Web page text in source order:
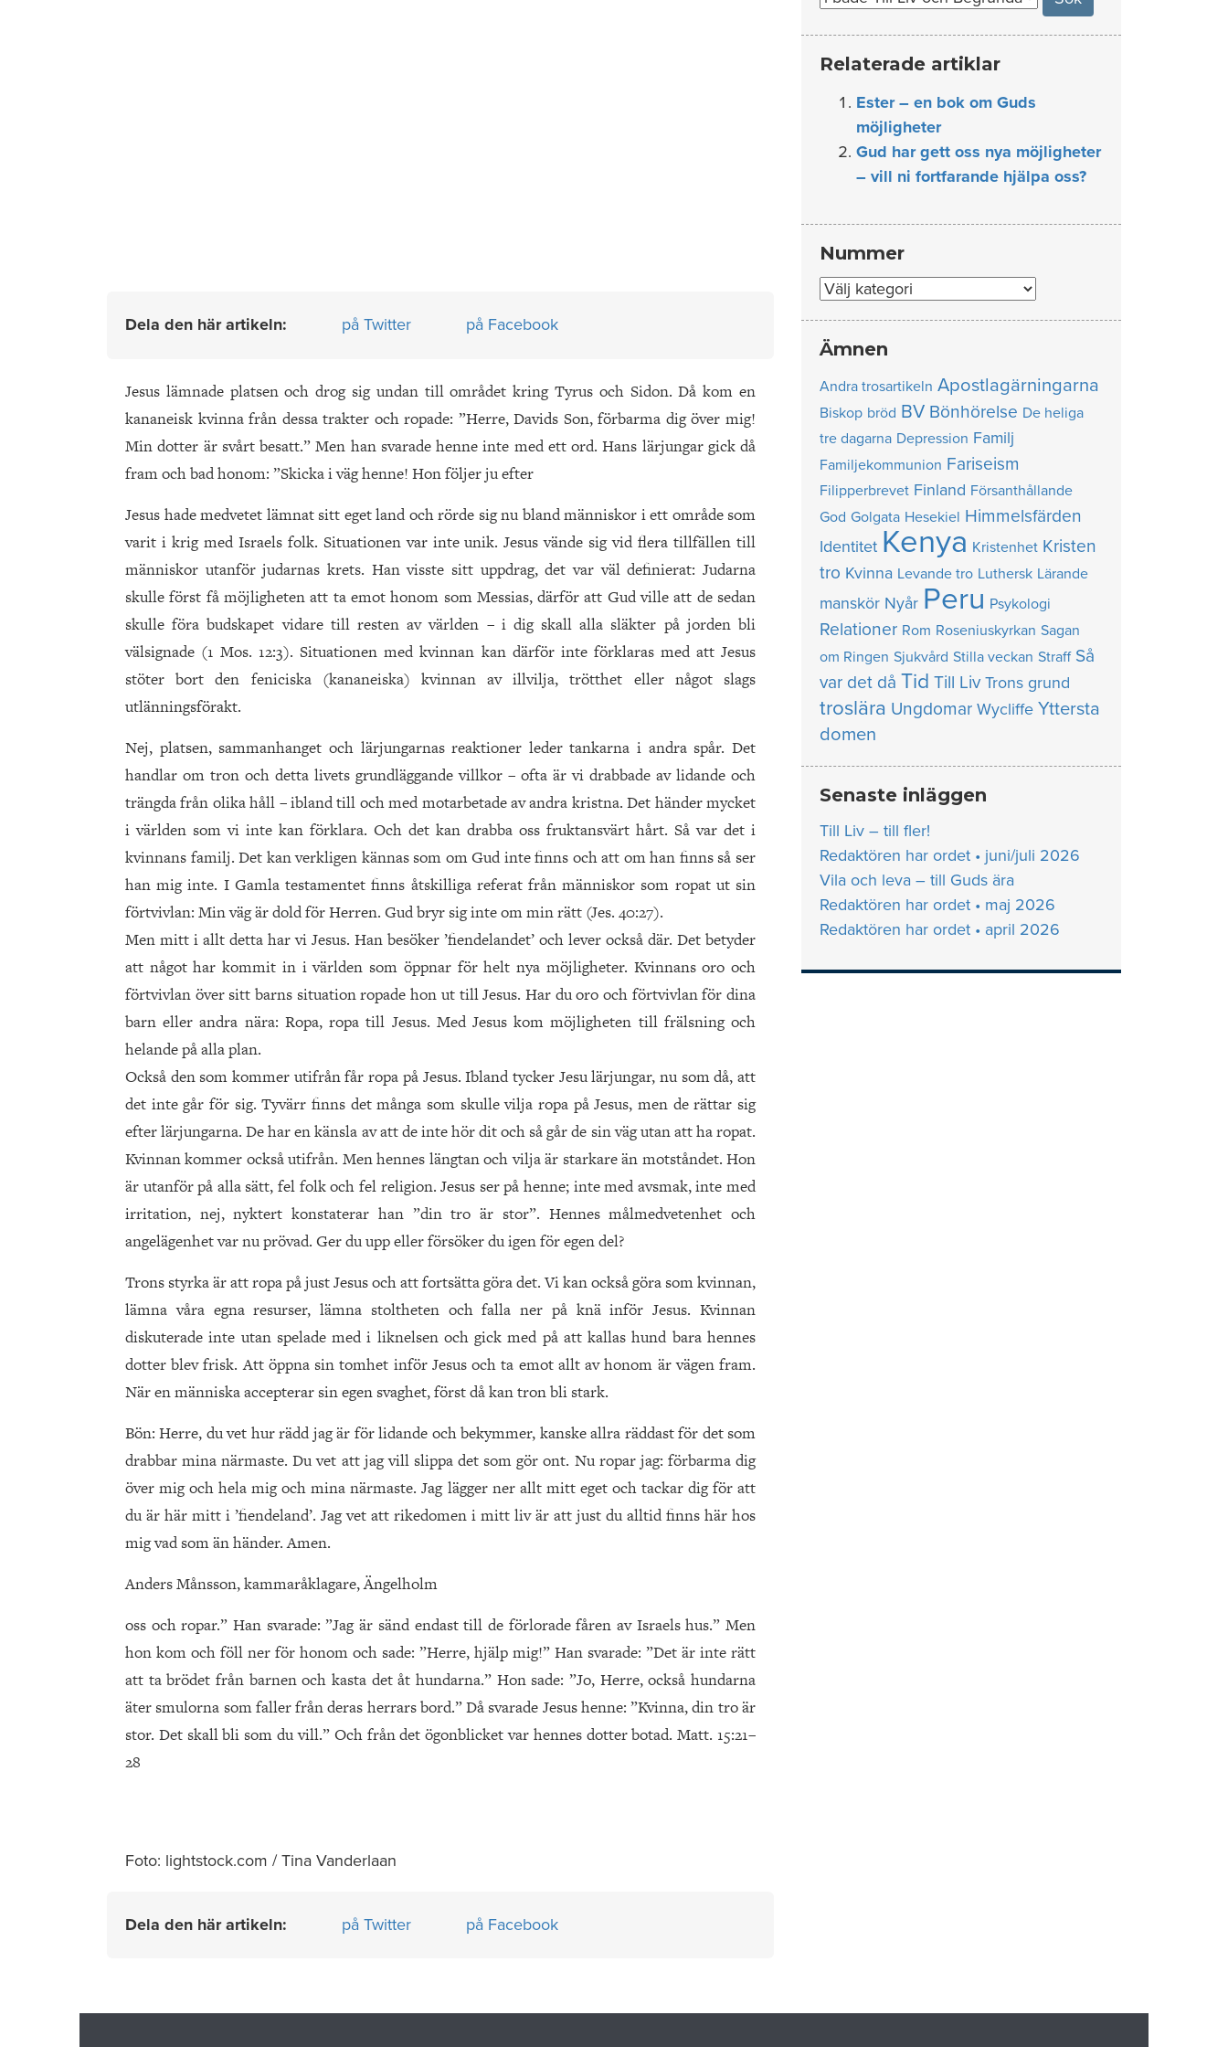
Dela den här artikeln: på Twitter på Facebook
Jesus lämnade platsen och drog sig undan till området kring Tyrus och Sidon. Då kom en
kananeisk kvinna från dessa trakter och ropade: ”Herre, Davids Son, förbarma dig över mig!
Min dotter är svårt besatt.” Men han svarade henne inte med ett ord. Hans lärjungar gick då
fram och bad honom: ”Skicka i väg henne! Hon följer ju efter
Jesus hade medvetet lämnat sitt eget land och rörde sig nu bland människor i ett område som
varit i krig med Israels folk. Situationen var inte unik. Jesus vände sig vid flera tillfällen till
människor utanför judarnas krets. Han visste sitt uppdrag, det var väl definierat: Judarna
skulle först få möjligheten att ta emot honom som Messias, därför att Gud ville att de sedan
skulle föra budskapet vidare till resten av världen – i dig skall alla släkter på jorden bli
välsignade (1 Mos. 12:3). Situationen med kvinnan kan därför inte förklaras med att Jesus
stöter bort den feniciska (kananeiska) kvinnan av illvilja, trötthet eller något slags
utlänningsförakt.
Nej, platsen, sammanhanget och lärjungarnas reaktioner leder tankarna i andra spår. Det
handlar om tron och detta livets grundläggande villkor – ofta är vi drabbade av lidande och
trängda från olika håll – ibland till och med motarbetade av andra kristna. Det händer mycket
i världen som vi inte kan förklara. Och det kan drabba oss fruktansvärt hårt. Så var det i
kvinnans familj. Det kan verkligen kännas som om Gud inte finns och att om han finns så ser
han mig inte. I Gamla testamentet finns åtskilliga referat från människor som ropat ut sin
förtvivlan: Min väg är dold för Herren. Gud bryr sig inte om min rätt (Jes. 40:27).
Men mitt i allt detta har vi Jesus. Han besöker ’fiendelandet’ och lever också där. Det betyder
att något har kommit in i världen som öppnar för helt nya möjligheter. Kvinnans oro och
förtvivlan över sitt barns situation ropade hon ut till Jesus. Har du oro och förtvivlan för dina
barn eller andra nära: Ropa, ropa till Jesus. Med Jesus kom möjligheten till frälsning och
helande på alla plan.
Också den som kommer utifrån får ropa på Jesus. Ibland tycker Jesu lärjungar, nu som då, att
det inte går för sig. Tyvärr finns det många som skulle vilja ropa på Jesus, men de rättar sig
efter lärjungarna. De har en känsla av att de inte hör dit och så går de sin väg utan att ha ropat.
Kvinnan kommer också utifrån. Men hennes längtan och vilja är starkare än motståndet. Hon
är utanför på alla sätt, fel folk och fel religion. Jesus ser på henne; inte med avsmak, inte med
irritation, nej, nyktert konstaterar han ”din tro är stor”. Hennes målmedvetenhet och
angelägenhet var nu prövad. Ger du upp eller försöker du igen för egen del?
Trons styrka är att ropa på just Jesus och att fortsätta göra det. Vi kan också göra som kvinnan,
lämna våra egna resurser, lämna stoltheten och falla ner på knä inför Jesus. Kvinnan
diskuterade inte utan spelade med i liknelsen och gick med på att kallas hund bara hennes
dotter blev frisk. Att öppna sin tomhet inför Jesus och ta emot allt av honom är vägen fram.
När en människa accepterar sin egen svaghet, först då kan tron bli stark.
Bön: Herre, du vet hur rädd jag är för lidande och bekymmer, kanske allra räddast för det som
drabbar mina närmaste. Du vet att jag vill slippa det som gör ont. Nu ropar jag: förbarma dig
över mig och hela mig och mina närmaste. Jag lägger ner allt mitt eget och tackar dig för att
du är här mitt i ’fiendeland’. Jag vet att rikedomen i mitt liv är att just du alltid finns här hos
mig vad som än händer. Amen.
Anders Månsson, kammaråklagare, Ängelholm
oss och ropar.” Han svarade: ”Jag är sänd endast till de förlorade fåren av Israels hus.” Men
hon kom och föll ner för honom och sade: ”Herre, hjälp mig!” Han svarade: ”Det är inte rätt
att ta brödet från barnen och kasta det åt hundarna.” Hon sade: ”Jo, Herre, också hundarna
äter smulorna som faller från deras herrars bord.” Då svarade Jesus henne: ”Kvinna, din tro är
stor. Det skall bli som du vill.” Och från det ögonblicket var hennes dotter botad. Matt. 15:21–
28
Foto: lightstock.com / Tina Vanderlaan
Dela den här artikeln: på Twitter på Facebook
Relaterade artiklar
Ester – en bok om Guds
möjligheter
Gud har gett oss nya möjligheter
– vill ni fortfarande hjälpa oss?
Nummer
Nummer
Ämnen
Andra trosartikeln Apostlagärningarna
Biskop bröd BV Bönhörelse De heliga
tre dagarna Depression Familj
Familjekommunion Fariseism
Filipperbrevet Finland Försanthållande
God Golgata Hesekiel Himmelsfärden
Identitet Kenya Kristenhet Kristen
tro Kvinna Levande tro Luthersk Lärande
manskör Nyår Peru Psykologi
Relationer Rom Roseniuskyrkan Sagan
om Ringen Sjukvård Stilla veckan Straff Så
var det då Tid Till Liv Trons grund
troslära Ungdomar Wycliffe Yttersta
domen
Senaste inläggen
Till Liv – till fler!
Redaktören har ordet • juni/juli 2026
Vila och leva – till Guds ära
Redaktören har ordet • maj 2026
Redaktören har ordet • april 2026